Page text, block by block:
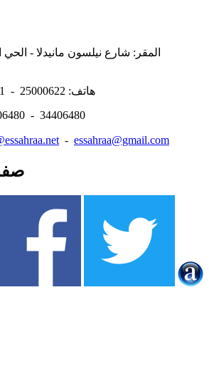
هاتف: 25000622 - 45250731 - 45255931
- 34406480
- essahraa@gmail.com